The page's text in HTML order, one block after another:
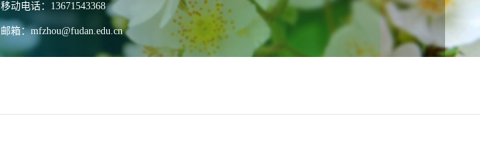
移动电话：13671543368
邮箱：mfzhou@fudan.edu.cn